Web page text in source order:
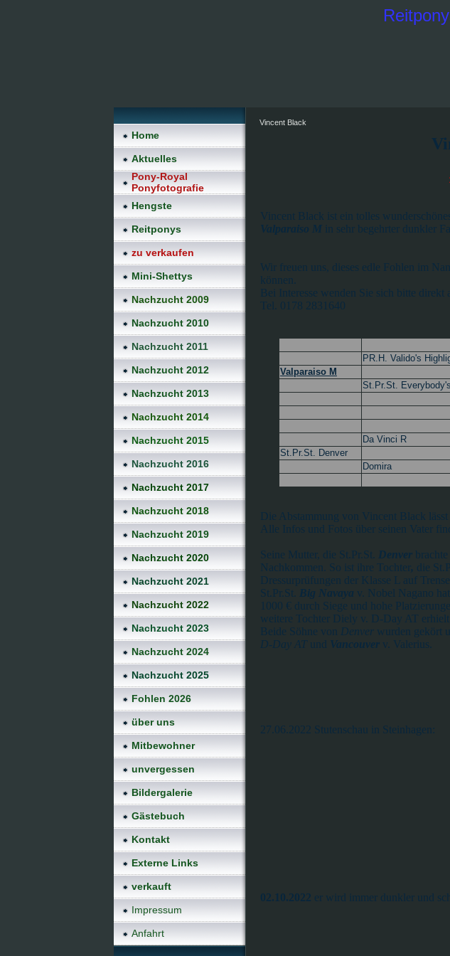
Home
Aktuelles
Pony-Royal
Ponyfotografie
Hengste
Reitponys
zu verkaufen
Mini-Shettys
Nachzucht 2009
Nachzucht 2010
Nachzucht 2011
Nachzucht 2012
Nachzucht 2013
Nachzucht 2014
Nachzucht 2015
Nachzucht 2016
Nachzucht 2017
Nachzucht 2018
Nachzucht 2019
Nachzucht 2020
Nachzucht 2021
Nachzucht 2022
Nachzucht 2023
Nachzucht 2024
Nachzucht 2025
Fohlen 2026
über uns
Mitbewohner
unvergessen
Bildergalerie
Gästebuch
Kontakt
Externe Links
verkauft
Impressum
Anfahrt
Vincent Black
Vincent Black ist ein tolles
Valparaiso M in sehr begehrter dunkler
Wir freuen uns, dieses edle Fohlen im
können.
Bei Interesse wenden Sie sich bitte
Tel. 0178 2831640
PR.H. Valido's
Valparaiso M
St.Pr.St.
Da Vinci R
St.Pr.St. Denver
Domira
Die Abstammung von Vincent Black lässt
Alle Infos und Fotos über seinen Vater
Seine Mutter, die St.Pr.St. Denverbrachte
Nachkommen. So ist ihre Tochter, die
Dressurprüfungen der Klasse L auf
St.Pr.St.
Big Navaya v. Nobel Nagano
1000 € durch Siege und hohe
weitere Tochter Diely v. D-Day AT erhielt
Beide Söhne von Denverwurden gekört
D-Day AT und Vancouverv. Valerius.
27.06.2022 Stutenschau in Steinhagen:
02.10.2022 er wird immer dunkler und